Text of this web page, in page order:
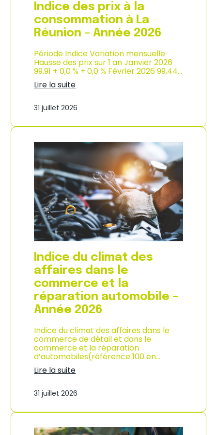
2
0
2
6
Indice des prix à la
consommation à La
Réunion – Année 2026
Période Indice Variation mensuelle
Hausse des prix sur 1 an Janvier 2026
99,91 + 0,0 % + 0,0 % Février 2026 99,44…
Lire la suite
n
i
e
e
s
p
r
i
x
à
l
a
c
o
n
s
o
m
m
a
t
o
n
à
L
R
u
n
o
n
31 juillet 2026
Indice du climat des
affaires dans le
commerce et la
réparation automobile –
Année 2026
Indice du climat des affaires dans le
commerce de détail et dans le
commerce et la réparation
d’automobiles(référence 100 en…
Lire la suite
n
i
e
31 juillet 2026